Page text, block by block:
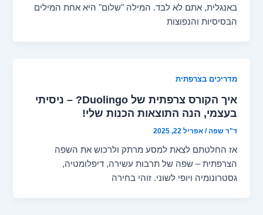
באנגלית, אתם לא לבד. המילה "שלום" היא אחת המילים
הבסיסיות והנפוצות
מדריכים בצרפתית
איך הקורס צרפתית של Duolingo? – ניסיתי
בעצמי, הנה התוצאות הכנות שלי!
ד"ר שפה/אפריל 22, 2025
אז החלטתם לצאת למסע מרתק ולרכוש את השפה
הצרפתית – שפה של תרבות עשירה, דיפלומטיה,
גסטרונומיה ויופי לשוני. זוהי בחירה